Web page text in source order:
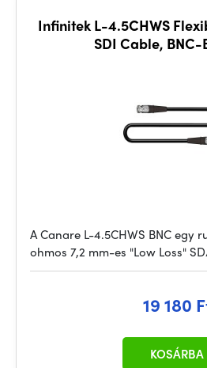
Infinitek L-4.5CHWS
SDI Cable, BNC-
A Canare L-4.5CHWS BNC egy
ohmos 7,2 mm-es "Low Loss"
19 180
KOSÁRBA